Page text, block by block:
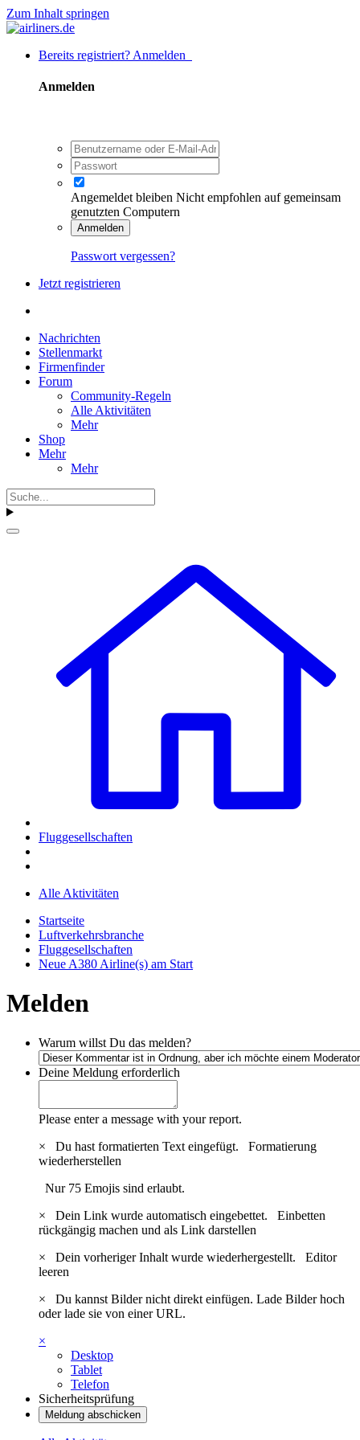
Zum Inhalt springen
Bereits registriert? Anmelden
Anmelden
Angemeldet bleiben Nicht empfohlen auf gemeinsam
genutzten Computern
Anmelden
Passwort vergessen?
Jetzt registrieren
Nachrichten
Stellenmarkt
Firmenfinder
Forum
Community-Regeln
Alle Aktivitäten
Mehr
Shop
Mehr
Mehr
Fluggesellschaften
Alle Aktivitäten
Startseite
Luftverkehrsbranche
Fluggesellschaften
Neue A380 Airline(s) am Start
Melden
Warum willst Du das melden?
Deine Meldung erforderlich
Please enter a message with your report.
×
Du hast formatierten Text eingefügt. Formatierung
wiederherstellen
Nur 75 Emojis sind erlaubt.
×
Dein Link wurde automatisch eingebettet. Einbetten
rückgängig machen und als Link darstellen
×
Dein vorheriger Inhalt wurde wiederhergestellt. Editor
leeren
×
Du kannst Bilder nicht direkt einfügen. Lade Bilder hoch
oder lade sie von einer URL.
×
Desktop
Tablet
Telefon
Sicherheitsprüfung
Meldung abschicken